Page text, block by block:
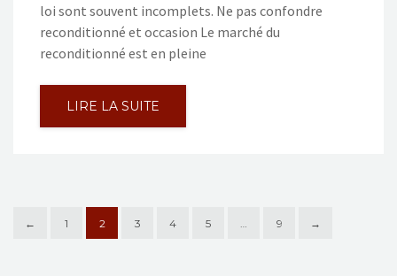
loi sont souvent incomplets. Ne pas confondre
reconditionné et occasion Le marché du
reconditionné est en pleine
LIRE LA SUITE
← 1 2 3 4 5 9 →